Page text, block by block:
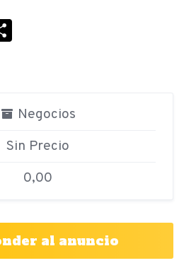
Negocios
Sin Precio
0,00
al anuncio